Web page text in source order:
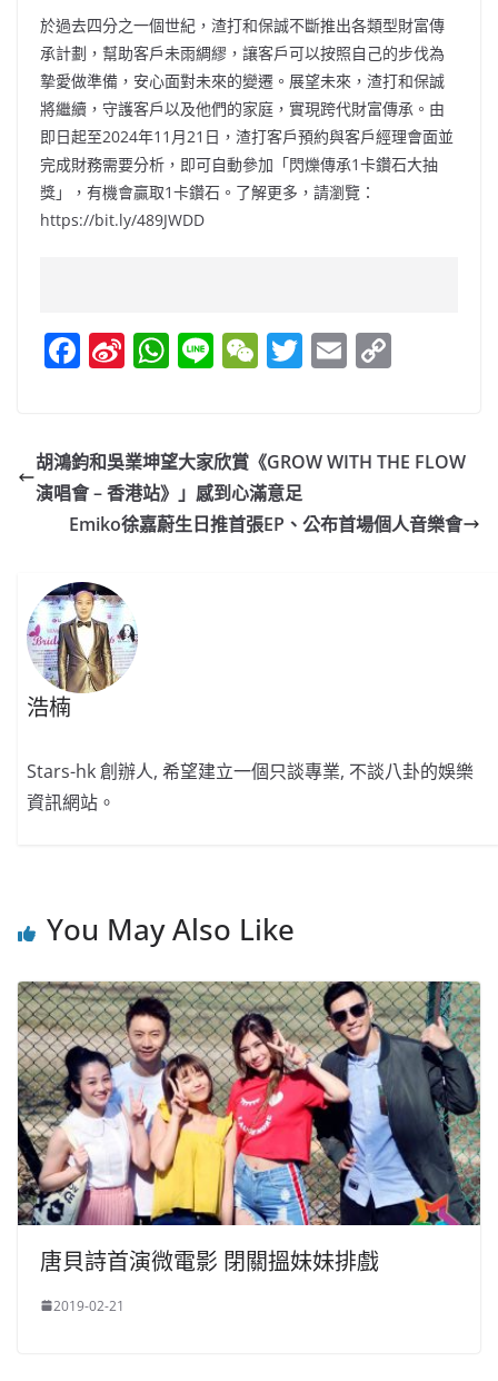
於過去四分之一個世紀，渣打和保誠不斷推出各類型財富傳
承計劃，幫助客戶未雨綢繆，讓客戶可以按照自己的步伐為
摯愛做準備，安心面對未來的變遷。展望未來，渣打和保誠
將繼續，守護客戶以及他們的家庭，實現跨代財富傳承。由
即日起至2024年11月21日，渣打客戶預約與客戶經理會面並
完成財務需要分析，即可自動參加「閃爍傳承1卡鑽石大抽
獎」，有機會贏取1卡鑽石。了解更多，請瀏覽：
https://bit.ly/489JWDD
F
a
e
b
o
k
Si
n
W
ei
b
W
h
s
A
p
Li
n
W
e
h
at
T
w
er
E
m
l y
n
胡鴻鈞和吳業坤望大家欣賞《GROW WITH THE FLOW
演唱會 – 香港站》」感到心滿意足
Emiko徐嘉蔚生日推首張EP、公布首場個人音樂會
浩楠
Stars-hk 創辦人, 希望建立一個只談專業, 不談八卦的娛樂
資訊網站。
You May Also Like
唐貝詩首演微電影 閉關搵妹妹排戲
2019-02-21